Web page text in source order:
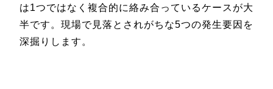
は1つではなく複合的に絡み合っているケースが大
半です。現場で見落とされがちな5つの発生要因を
深掘りします。